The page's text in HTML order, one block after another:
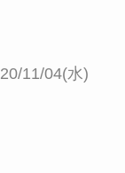
11/04(水)